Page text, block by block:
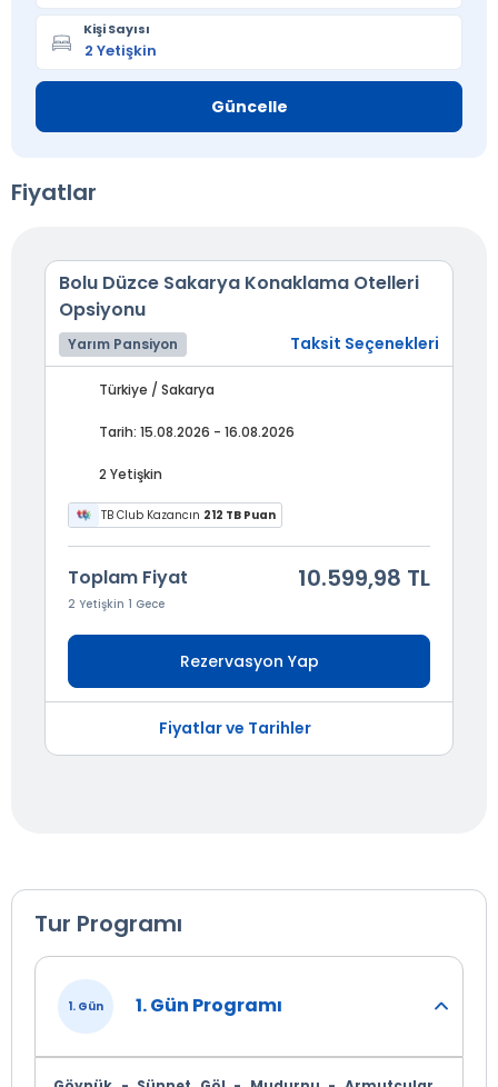
Kişi Sayısı
Güncelle
Fiyatlar
Bolu Düzce Sakarya Konaklama Otelleri
Opsiyonu
Yarım Pansiyon Taksit Seçenekleri
Türkiye / Sakarya
Tarih: 15.08.2026 - 16.08.2026
2 Yetişkin
TB Club Kazancın 212 TB Puan
Toplam Fiyat
2 Yetişkin 1 Gece
10.599,98 TL
Rezervasyon Yap
Fiyatlar ve Tarihler
Tur Programı
1. Gün 1. Gün Programı